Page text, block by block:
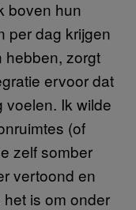
boven hun
per dag krijgen
hebben, zorgt
ervoor dat
voelen. Ik wilde
(of
zelf somber
vertoond en
is om onder